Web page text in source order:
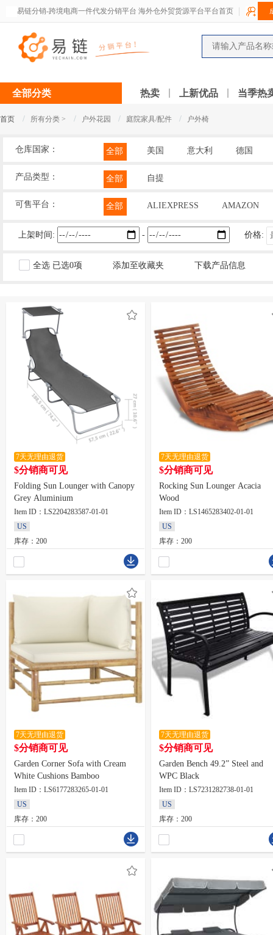
易链分销-跨境电商一件代发分销平台 海外仓外贸货源平台平台首页
全部分类 热卖 上新优品 当季热
首页 / 所有分类 > / 户外花园 / 庭院家具/配件 / 户外椅
仓库国家： 全部 美国 意大利 德国
产品类型： 全部 自提
可售平台： 全部 ALIEXPRESS AMAZON
上架时间: - 价格:
全选 已选0项 添加至收藏夹 下载产品信息
7天无理由退货
$分销商可见
Folding Sun Lounger with Canopy
Grey Aluminium
Item ID：LS2204283587-01-01
US
库存：200
7天无理由退货
$分销商可见
Rocking Sun Lounger Acacia
Wood
Item ID：LS1465283402-01-01
US
库存：200
7天无理由退货
$分销商可见
Garden Corner Sofa with Cream
White Cushions Bamboo
Item ID：LS6177283265-01-01
US
库存：200
7天无理由退货
$分销商可见
Garden Bench 49.2” Steel and
WPC Black
Item ID：LS7231282738-01-01
US
库存：200